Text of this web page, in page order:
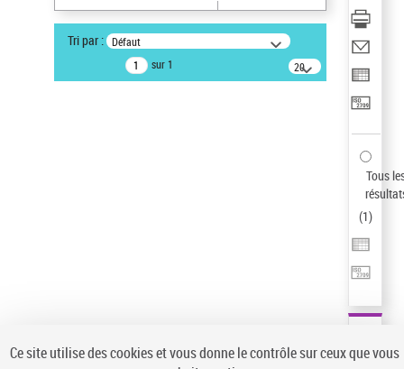
ne s'applique pas
Type de notice d'autorité
Tri par : Défaut
sur 1
20
résultats/page
Tous
(1)
Ce site utilise des cookies et vous donne le contrôle sur ceux que vous